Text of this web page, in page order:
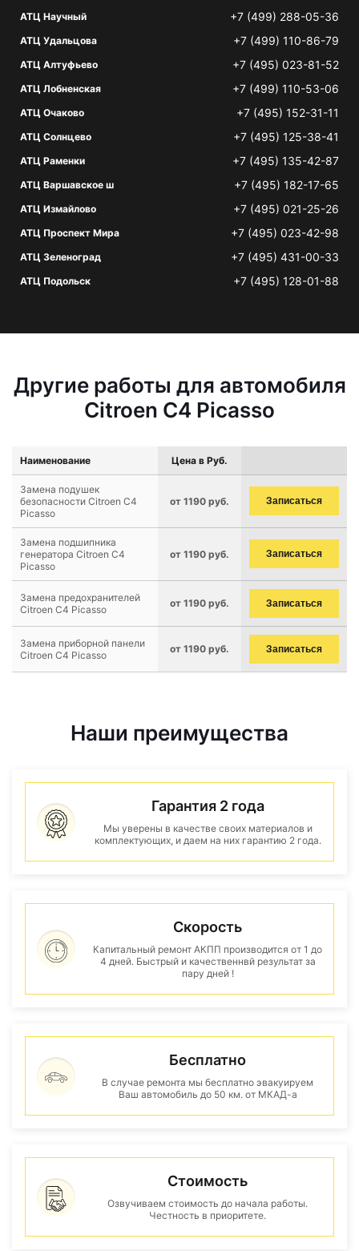
АТЦ Научный +7 (499) 288-05-36
АТЦ Удальцова +7 (499) 110-86-79
АТЦ Алтуфьево +7 (495) 023-81-52
АТЦ Лобненская +7 (499) 110-53-06
АТЦ Очаково +7 (495) 152-31-11
АТЦ Солнцево +7 (495) 125-38-41
АТЦ Раменки +7 (495) 135-42-87
АТЦ Варшавское ш +7 (495) 182-17-65
АТЦ Измайлово +7 (495) 021-25-26
АТЦ Проспект Мира +7 (495) 023-42-98
АТЦ Зеленоград +7 (495) 431-00-33
АТЦ Подольск +7 (495) 128-01-88
Другие работы для автомобиля
Citroen C4 Picasso
Наименование Цена в Руб.
Замена подушек
безопасности Citroen C4
Picasso
от 1190 руб. Записаться
Замена подшипника
генератора Citroen C4
Picasso
от 1190 руб. Записаться
Замена предохранителей
Citroen C4 Picasso
от 1190 руб. Записаться
Замена приборной панели
Citroen C4 Picasso
от 1190 руб. Записаться
Наши преимущества
Гарантия 2 года
Мы уверены в качестве своих материалов и
комплектующих, и даем на них гарантию 2 года.
Скорость
Капитальный ремонт АКПП производится от 1 до
4 дней. Быстрый и качественнвй результат за
пару дней !
Бесплатно
В случае ремонта мы бесплатно эвакуируем
Ваш автомобиль до 50 км. от МКАД-а
Стоимость
Озвучиваем стоимость до начала работы.
Честность в приоритете.